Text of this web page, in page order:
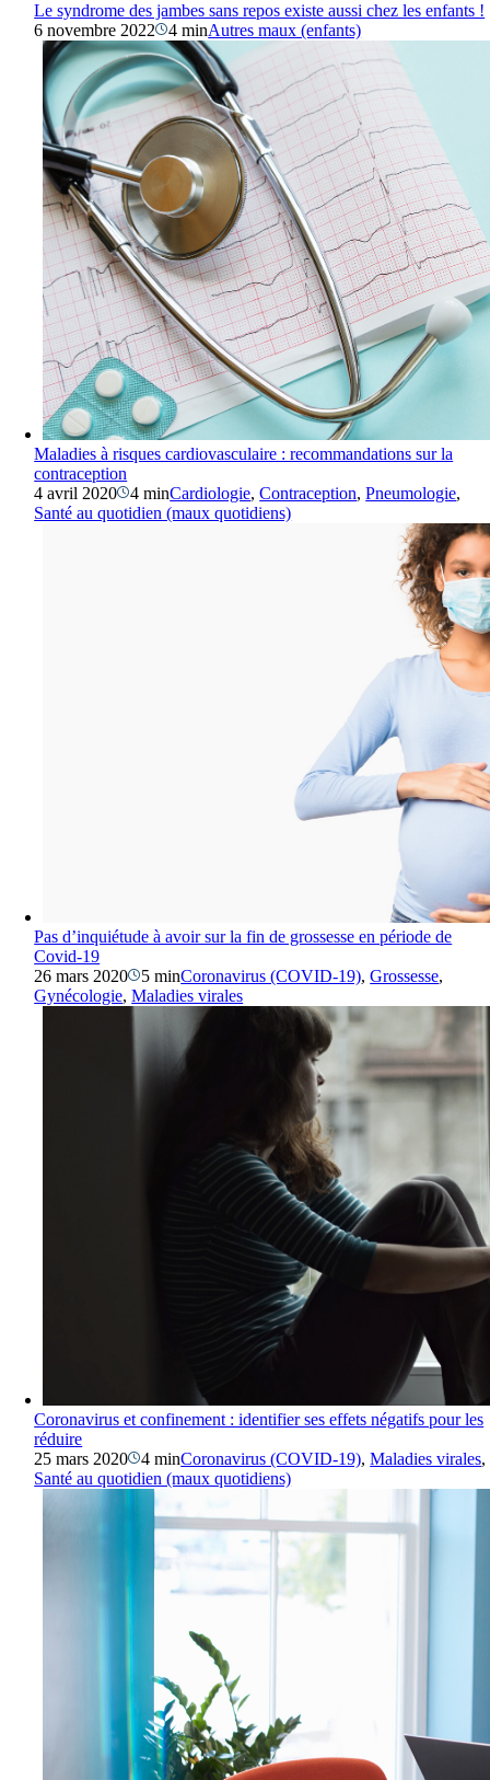
Le syndrome des jambes sans repos existe aussi chez les enfants !
6 novembre 2022
4 minAutres maux (enfants)
Maladies à risques cardiovasculaire : recommandations sur la
contraception
4 avril 2020
4 minCardiologie,Contraception,Pneumologie,
Santé au quotidien (maux quotidiens)
Pas d’inquiétude à avoir sur la fin de grossesse en période de
Covid-19
26 mars 2020
5 minCoronavirus (COVID-19),Grossesse,
Gynécologie,Maladies virales
Coronavirus et confinement : identifier ses effets négatifs pour les
réduire
25 mars 2020
4 minCoronavirus (COVID-19),Maladies virales,
Santé au quotidien (maux quotidiens)